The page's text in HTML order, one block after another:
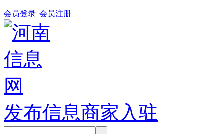
会员登录 会员注册
发布信息商家入驻